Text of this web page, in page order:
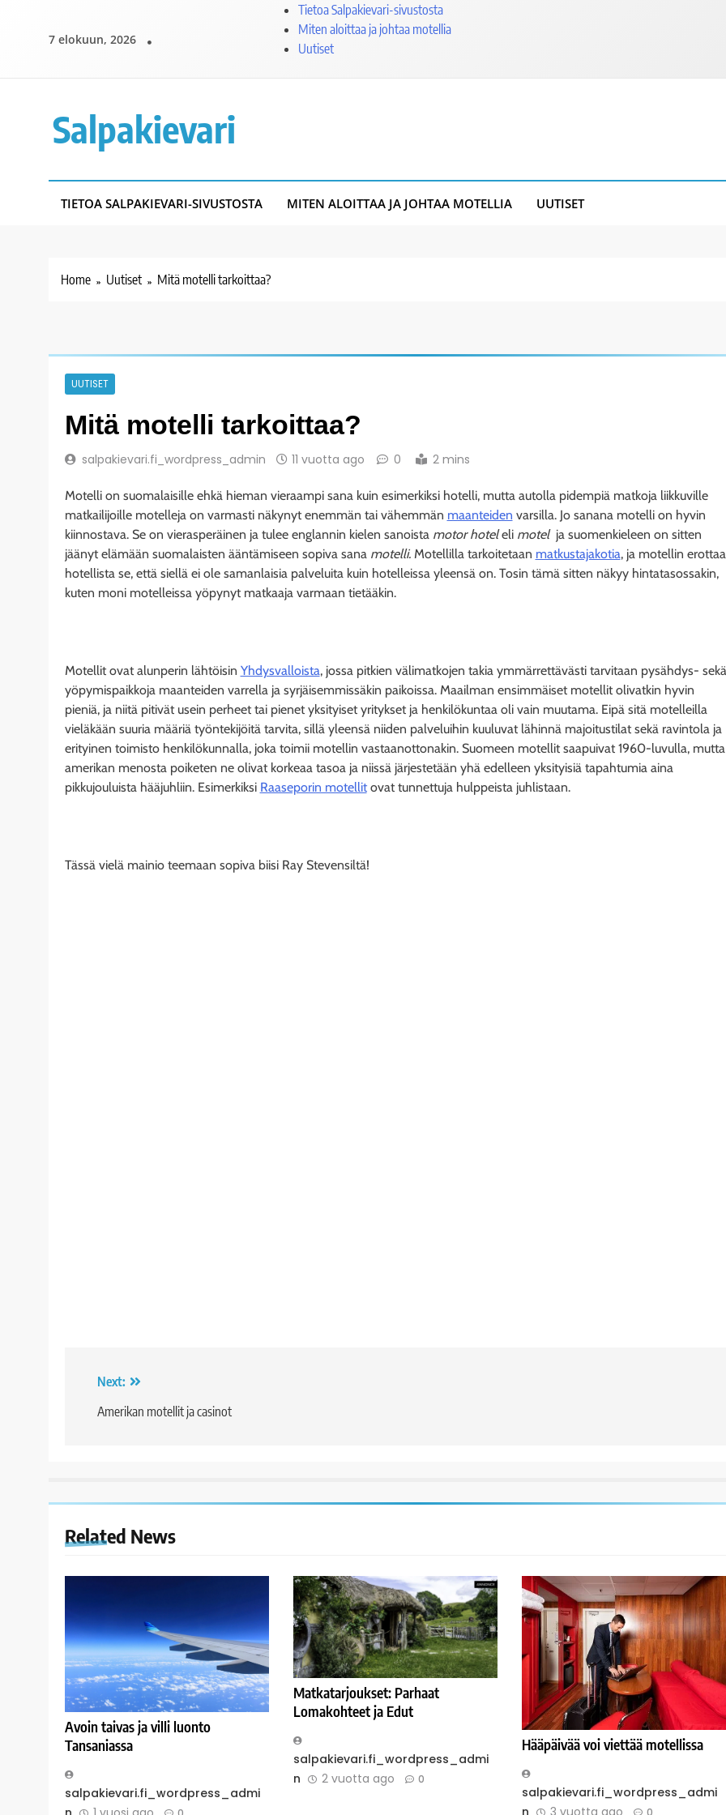
7 elokuun, 2026
Tietoa Salpakievari-sivustosta
Miten aloittaa ja johtaa motellia
Uutiset
Salpakievari
TIETOA SALPAKIEVARI-SIVUSTOSTA MITEN ALOITTAA JA JOHTAA MOTELLIA UUTISET
Home Uutiset Mitä motelli tarkoittaa?
UUTISET
Mitä motelli tarkoittaa?
salpakievari.fi_wordpress_admin 11 vuotta ago 0 2 mins
Motelli on suomalaisille ehkä hieman vieraampi sana kuin esimerkiksi hotelli, mutta autolla pidempiä matkoja liikkuville
matkailijoille motelleja on varmasti näkynyt enemmän tai vähemmän maanteiden varsilla. Jo sanana motelli on hyvin
kiinnostava. Se on vierasperäinen ja tulee englannin kielen sanoista motor hoteleli motel ja suomenkieleen on sitten
jäänyt elämään suomalaisten ääntämiseen sopiva sana motelli. Motellilla tarkoitetaan matkustajakotia, ja motellin erottaa
hotellista se, että siellä ei ole samanlaisia palveluita kuin hotelleissa yleensä on. Tosin tämä sitten näkyy hintatasossakin,
kuten moni motelleissa yöpynyt matkaaja varmaan tietääkin.
Motellit ovat alunperin lähtöisin Yhdysvalloista, jossa pitkien välimatkojen takia ymmärrettävästi tarvitaan pysähdys- sekä
yöpymispaikkoja maanteiden varrella ja syrjäisemmissäkin paikoissa. Maailman ensimmäiset motellit olivatkin hyvin
pieniä, ja niitä pitivät usein perheet tai pienet yksityiset yritykset ja henkilökuntaa oli vain muutama. Eipä sitä motelleilla
vieläkään suuria määriä työntekijöitä tarvita, sillä yleensä niiden palveluihin kuuluvat lähinnä majoitustilat sekä ravintola ja
erityinen toimisto henkilökunnalla, joka toimii motellin vastaanottonakin. Suomeen motellit saapuivat 1960-luvulla, mutta
amerikan menosta poiketen ne olivat korkeaa tasoa ja niissä järjestetään yhä edelleen yksityisiä tapahtumia aina
pikkujouluista hääjuhliin. Esimerkiksi Raaseporin motellitovat tunnettuja hulppeista juhlistaan.
Tässä vielä mainio teemaan sopiva biisi Ray Stevensiltä!
Artikkelien
selaus
Next:
Amerikan motellit ja casinot
Related News
Avoin taivas ja villi luonto
Tansaniassa
salpakievari.fi_wordpress_admi
Matkatarjoukset: Parhaat
Lomakohteet ja Edut
salpakievari.fi_wordpress_admi
n
2 vuotta ago 0
Hääpäivää voi viettää motellissa
salpakievari.fi_wordpress_admi
n
3 vuotta ago 0